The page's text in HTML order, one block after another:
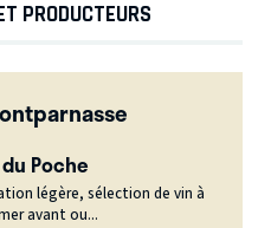
PRODUCTEURS
Poche
légère, sélection de vin à
avant ou...